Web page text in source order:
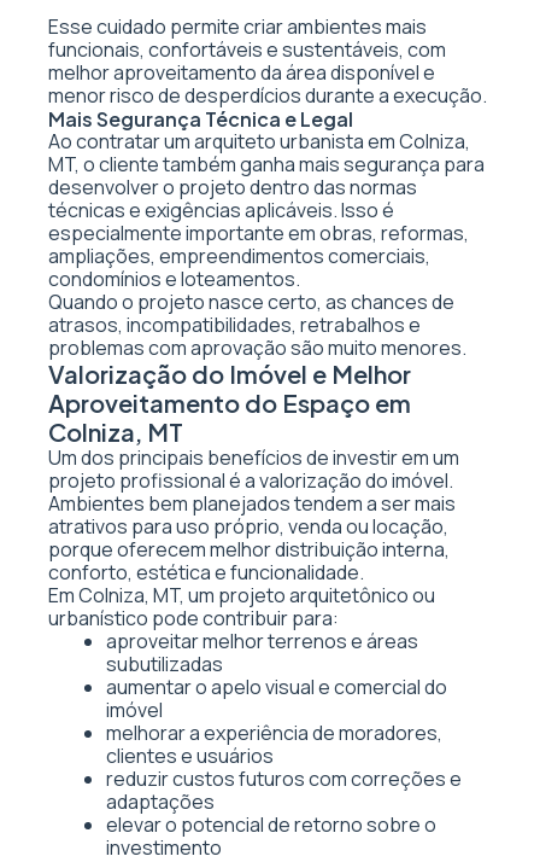
Esse cuidado permite criar ambientes mais
funcionais, confortáveis e sustentáveis, com
melhor aproveitamento da área disponível e
menor risco de desperdícios durante a execução.
Mais Segurança Técnica e Legal
Ao contratar um arquiteto urbanista em Colniza,
MT, o cliente também ganha mais segurança para
desenvolver o projeto dentro das normas
técnicas e exigências aplicáveis. Isso é
especialmente importante em obras, reformas,
ampliações, empreendimentos comerciais,
condomínios e loteamentos.
Quando o projeto nasce certo, as chances de
atrasos, incompatibilidades, retrabalhos e
problemas com aprovação são muito menores.
Valorização do Imóvel e Melhor
Aproveitamento do Espaço em
Colniza, MT
Um dos principais benefícios de investir em um
projeto profissional é a valorização do imóvel.
Ambientes bem planejados tendem a ser mais
atrativos para uso próprio, venda ou locação,
porque oferecem melhor distribuição interna,
conforto, estética e funcionalidade.
Em Colniza, MT, um projeto arquitetônico ou
urbanístico pode contribuir para:
aproveitar melhor terrenos e áreas
subutilizadas
aumentar o apelo visual e comercial do
imóvel
melhorar a experiência de moradores,
clientes e usuários
reduzir custos futuros com correções e
adaptações
elevar o potencial de retorno sobre o
investimento